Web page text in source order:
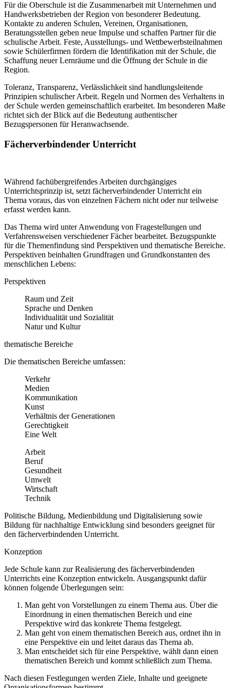
Für die Oberschule ist die Zusammenarbeit mit Unternehmen und
Handwerksbetrieben der Region von besonderer Bedeutung.
Kontakte zu anderen Schulen, Vereinen, Organisationen,
Beratungsstellen geben neue Impulse und schaffen Partner für die
schulische Arbeit. Feste, Ausstellungs- und Wettbewerbsteilnahmen
sowie Schülerfirmen fördern die Identifikation mit der Schule, die
Schaffung neuer Lernräume und die Öffnung der Schule in die
Region.
Toleranz, Transparenz, Verlässlichkeit sind handlungsleitende
Prinzipien schulischer Arbeit. Regeln und Normen des Verhaltens in
der Schule werden gemeinschaftlich erarbeitet. Im besonderen Maße
richtet sich der Blick auf die Bedeutung authentischer
Bezugspersonen für Heranwachsende.
Fächerverbindender Unterricht
Während fachübergreifendes Arbeiten durchgängiges
Unterrichtsprinzip ist, setzt fächerverbindender Unterricht ein
Thema voraus, das von einzelnen Fächern nicht oder nur teilweise
erfasst werden kann.
Das Thema wird unter Anwendung von Fragestellungen und
Verfahrensweisen verschiedener Fächer bearbeitet. Bezugspunkte
für die Themenfindung sind Perspektiven und thematische Bereiche.
Perspektiven beinhalten Grundfragen und Grundkonstanten des
menschlichen Lebens:
Perspektiven
Raum und Zeit
Sprache und Denken
Individualität und Sozialität
Natur und Kultur
thematische Bereiche
Die thematischen Bereiche umfassen:
Verkehr
Medien
Kommunikation
Kunst
Verhältnis der Generationen
Gerechtigkeit
Eine Welt
Arbeit
Beruf
Gesundheit
Umwelt
Wirtschaft
Technik
Politische Bildung, Medienbildung und Digitalisierung sowie
Bildung für nachhaltige Entwicklung sind besonders geeignet für
den fächerverbindenden Unterricht.
Konzeption
Jede Schule kann zur Realisierung des fächerverbindenden
Unterrichts eine Konzeption entwickeln. Ausgangspunkt dafür
können folgende Überlegungen sein:
Man geht von Vorstellungen zu einem Thema aus. Über die
Einordnung in einen thematischen Bereich und eine
Perspektive wird das konkrete Thema festgelegt.
Man geht von einem thematischen Bereich aus, ordnet ihn in
eine Perspektive ein und leitet daraus das Thema ab.
Man entscheidet sich für eine Perspektive, wählt dann einen
thematischen Bereich und kommt schließlich zum Thema.
Nach diesen Festlegungen werden Ziele, Inhalte und geeignete